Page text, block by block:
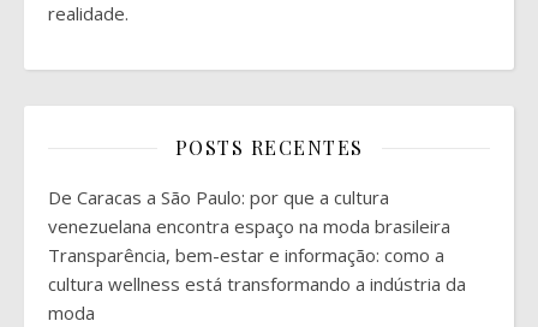
realidade.
POSTS RECENTES
De Caracas a São Paulo: por que a cultura
venezuelana encontra espaço na moda brasileira
Transparência, bem-estar e informação: como a
cultura wellness está transformando a indústria da
moda